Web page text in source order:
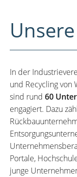
In der
und Recycling von
sind rund 60
engagiert. Dazu
Portale,
junge